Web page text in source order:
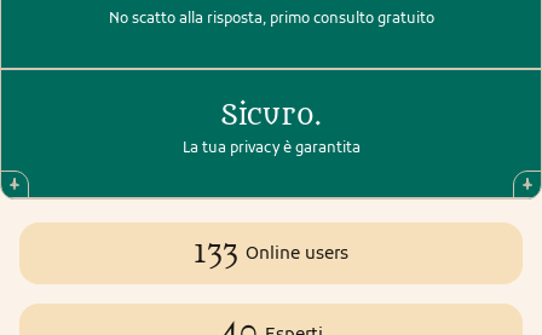
No scatto alla risposta, primo consulto gratuito
Sicuro.
La tua privacy è garantita
133 Online users